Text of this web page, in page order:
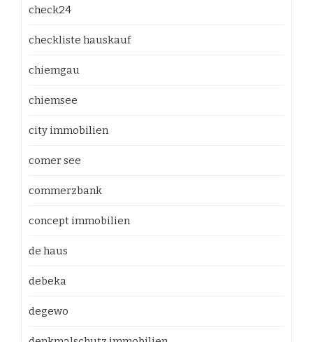
check24
checkliste hauskauf
chiemgau
chiemsee
city immobilien
comer see
commerzbank
concept immobilien
de haus
debeka
degewo